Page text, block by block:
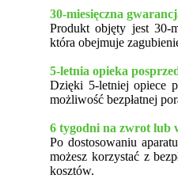
30-miesięczna
Produkt objęty jest 30-
która obejmuje
5-letnia opieka
Dzięki 5-letniej opiece
możliwość bezpłatnej
6 tygodni na zwrot lub
Po dostosowaniu
możesz korzystać z
kosztów.